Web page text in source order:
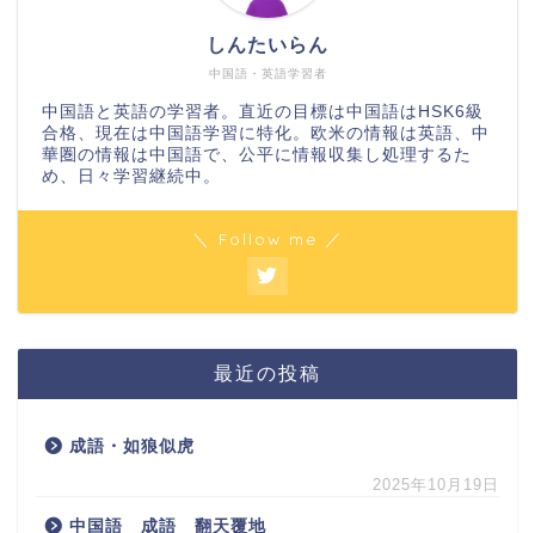
中国語・英語学習者
しんたいらん
中国語と英語の学習者。直近の目標は中国語はHSK6級
合格、現在は中国語学習に特化。欧米の情報は英語、中
華圏の情報は中国語で、公平に情報収集し処理するた
め、日々学習継続中。
＼ Follow me ／
最近の投稿
成語・如狼似虎
2025年10月19日
中国語 成語 翻天覆地